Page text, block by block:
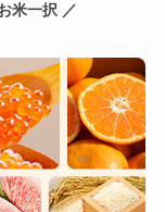
米一択 ／